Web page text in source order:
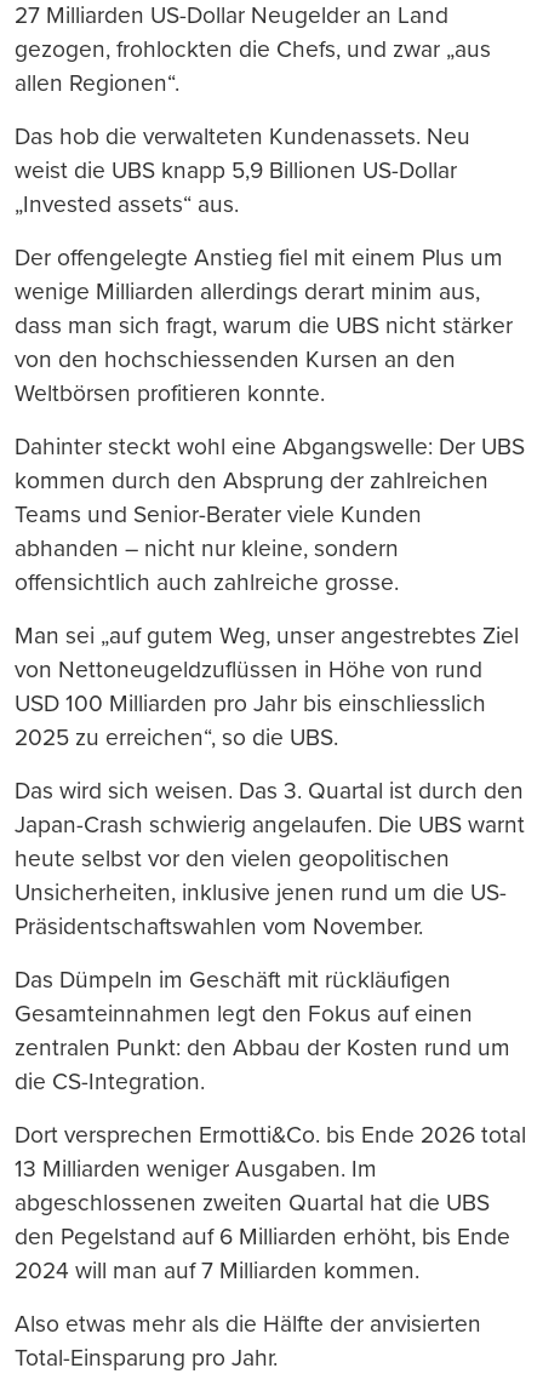
27 Milliarden US-Dollar Neugelder an Land
gezogen, frohlockten die Chefs, und zwar „aus
allen Regionen“.
Das hob die verwalteten Kundenassets. Neu
weist die UBS knapp 5,9 Billionen US-Dollar
„Invested assets“ aus.
Der offengelegte Anstieg fiel mit einem Plus um
wenige Milliarden allerdings derart minim aus,
dass man sich fragt, warum die UBS nicht stärker
von den hochschiessenden Kursen an den
Weltbörsen profitieren konnte.
Dahinter steckt wohl eine Abgangswelle: Der UBS
kommen durch den Absprung der zahlreichen
Teams und Senior-Berater viele Kunden
abhanden – nicht nur kleine, sondern
offensichtlich auch zahlreiche grosse.
Man sei „auf gutem Weg, unser angestrebtes Ziel
von Nettoneugeldzuflüssen in Höhe von rund
USD 100 Milliarden pro Jahr bis einschliesslich
2025 zu erreichen“, so die UBS.
Das wird sich weisen. Das 3. Quartal ist durch den
Japan-Crash schwierig angelaufen. Die UBS warnt
heute selbst vor den vielen geopolitischen
Unsicherheiten, inklusive jenen rund um die US-
Präsidentschaftswahlen vom November.
Das Dümpeln im Geschäft mit rückläufigen
Gesamteinnahmen legt den Fokus auf einen
zentralen Punkt: den Abbau der Kosten rund um
die CS-Integration.
Dort versprechen Ermotti&Co. bis Ende 2026 total
13 Milliarden weniger Ausgaben. Im
abgeschlossenen zweiten Quartal hat die UBS
den Pegelstand auf 6 Milliarden erhöht, bis Ende
2024 will man auf 7 Milliarden kommen.
Also etwas mehr als die Hälfte der anvisierten
Total-Einsparung pro Jahr.